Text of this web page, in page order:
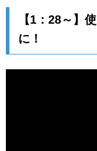
【1：28～】
に！